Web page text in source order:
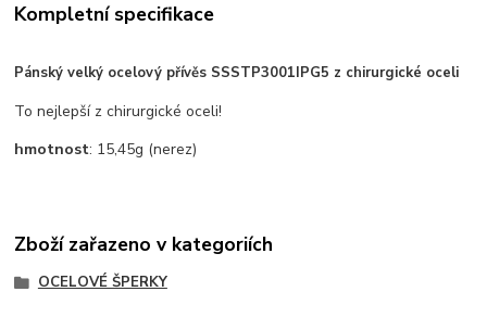
Kompletní specifikace
Pánský velký ocelový přívěs SSSTP3001IPG5 z chirurgické oceli
To nejlepší z chirurgické oceli!
hmotnost: 15,45g (nerez)
Zboží zařazeno v kategoriích
OCELOVÉ ŠPERKY